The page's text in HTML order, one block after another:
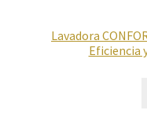
Lavadora
Eficiencia